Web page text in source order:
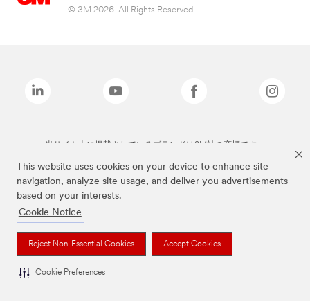
This website uses cookies on your device to enhance site
navigation, analyze site usage, and deliver you advertisements
based on your interests.
Cookie Notice
Reject Non-Essential Cookies Accept Cookies
Cookie Preferences
© 3M 2026. All Rights Reserved.
当サイト上に掲載されているブランドは3M社の商標です。